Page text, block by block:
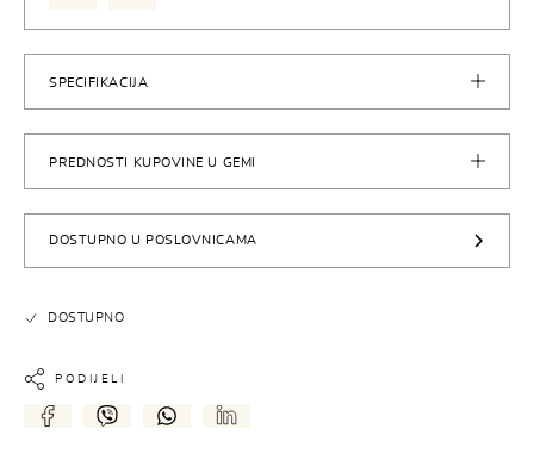
SPECIFIKACIJA
PREDNOSTI KUPOVINE U GEMI
DOSTUPNO U POSLOVNICAMA
DOSTUPNO
PODIJELI